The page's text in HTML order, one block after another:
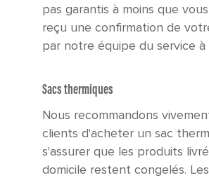
pas garantis à moins que
reçu une confirmation de
par notre équipe du service à
Sacs thermiques
Nous recommandons
clients d'acheter un sac
s'assurer que les produits
domicile restent congelés.